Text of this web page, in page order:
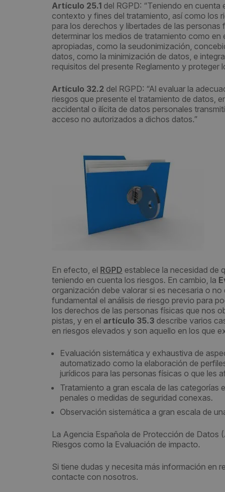
Artículo 25.1 del RGPD: “Teniendo en
contexto y fines del tratamiento, así como los
para los derechos y libertades de las
determinar los medios de tratamiento como
apropiadas, como la seudonimización,
datos, como la minimización de datos, e
requisitos del presente Reglamento y proteger
Artículo 32.2 del RGPD: “Al evaluar la
riesgos que presente el tratamiento de datos,
accidental o ilícita de datos personales
acceso no autorizados a dichos datos.”
En efecto, el RGPD establece la necesidad de
teniendo en cuenta los riesgos. En cambio, la
organización debe valorar si es necesaria o
fundamental el análisis de riesgo previo para
los derechos de las personas físicas que nos
pistas, y en el artículo 35.3 describe varios
en riesgos elevados y son aquello en los que
Evaluación sistemática y exhaustiva de
automatizado como la elaboración de
jurídicos para las personas físicas o que les
Tratamiento a gran escala de las
penales o medidas de seguridad conexas.
Observación sistemática a gran escala de
La Agencia Española de Protección de Datos
Riesgos como la Evaluación de impacto.
Si tiene dudas y necesita más información en
contacte con nosotros.